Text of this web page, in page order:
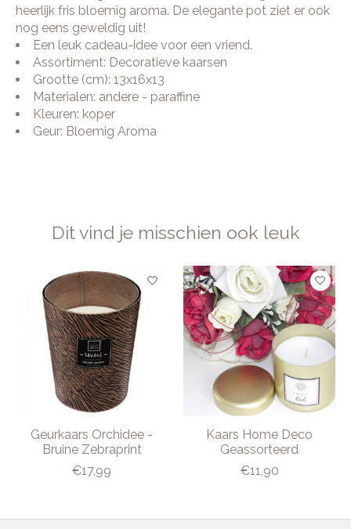
heerlijk fris bloemig aroma. De elegante pot ziet er ook
nog eens geweldig uit!
Een leuk cadeau-idee voor een vriend.
Assortiment: Decoratieve kaarsen
Grootte (cm): 13x16x13
Materialen: andere - paraffine
Kleuren: koper
Geur: Bloemig Aroma
Dit vind je misschien ook leuk
Items van productcarrousel
Geurkaars Orchidee -
Bruine Zebraprint
€17,99
Kaars Home Deco
Geassorteerd
€11,90